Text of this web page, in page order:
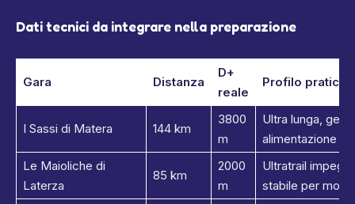
Dati tecnici da integrare nella preparazione
Gara Distanza
D+
reale
Profilo pratico
I Sassi di Matera 144 km
3800
m
Ultra lunga,
alimentazione e
Le Maioliche di
Laterza
85 km
2000
m
Ultratrail
stabile per